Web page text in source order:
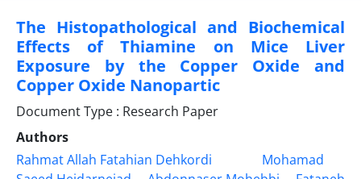
The Histopathological and Biochemical
Effects of Thiamine on Mice Liver
Exposure by the Copper Oxide and
Copper Oxide Nanopartic
Document Type : Research Paper
Authors
Rahmat Allah Fatahian Dehkordi
Mohamad